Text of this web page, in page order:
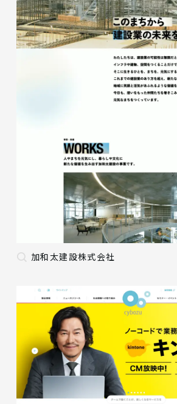
カラフル・多色
シルバー・銀色
ゴールド・金色
パープル・紫色
ブラウン・茶色
グリーン・緑色
ブルー・青色
イエロー・黄色
オレンジ・橙色
レッド・赤色
ピンク・桃色
グレー・灰色
ブラック・黒色
ホワイト・白色
ライトブルー・水色
ネイビー・紺色
Service
業種・職種から探す
ファッション・トレンド
デザイン・ブランディング
働き方・組織文化・価値観
銀行・金融・フィンテック
建築・不動産・空間デザイン
クリエイティブ・マーケティング
教育・子育て・スクール
レストラン・飲食・ウェディング
旅行・観光・ホテル・旅館
医療・介護・ヘルスケア
コンサルティング・投資
土木・建設・インフラ整備
デジタルマーケティング・広告
製薬・バイオテクノロジー
加和太建設株式会社